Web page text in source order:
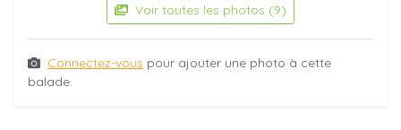
Voir toutes les photos (9)
Connectez-vous pour ajouter une photo à cette
balade.